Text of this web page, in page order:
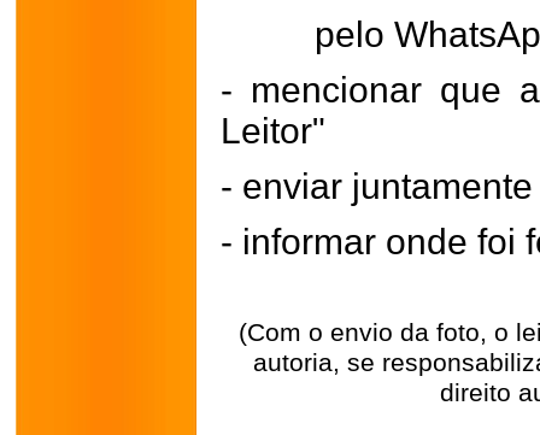
pelo
- mencionar que
Leitor"
- enviar
- informar onde foi
(Com o envio da foto, o
autoria, se
direito